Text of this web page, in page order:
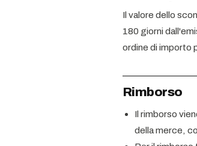
Il valore dello
180 giorni
ordine di importo
Rimborso
Il rimborso
della merce,